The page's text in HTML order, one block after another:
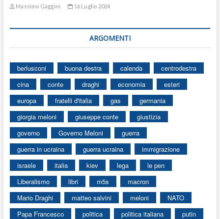
Massimo Gaggini 16 Luglio 2024
ARGOMENTI
berlusconi buona destra calenda
centrodestra
cina
conte draghi economia
esteri
europa
fratelli d'italia gas
germania
giorgia meloni
giuseppe conte
giustizia
governo
Governo Meloni
guerra
guerra in ucraina
guerra ucraina
immigrazione
israele
italia kiev lega
le pen
Liberalismo
libri m5s
macron
Mario Draghi
matteo salvini meloni
NATO
Papa Francesco
politica politica italiana
putin